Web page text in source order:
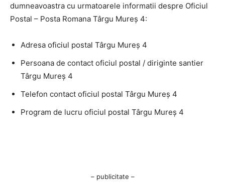
dumneavoastra cu urmatoarele informatii despre Oficiul
Postal – Posta Romana Târgu Mureş 4:
Adresa oficiul postal Târgu Mureş 4
Persoana de contact oficiul postal / diriginte santier
Târgu Mureş 4
Telefon contact oficiul postal Târgu Mureş 4
Program de lucru oficiul postal Târgu Mureş 4
– publicitate –